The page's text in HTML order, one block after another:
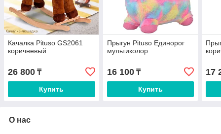
Качалка Pituso GS2061
коричневый
26 800 ₸
Купить
Прыгун Pituso Единорог
мультиколор
16 100₸
Купить
17
О нас